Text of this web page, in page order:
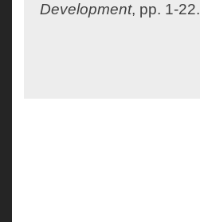
Development, pp. 1-22.